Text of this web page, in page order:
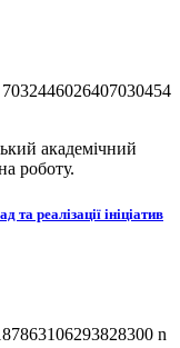
академічний
роботу.
та реалізації ініціатив